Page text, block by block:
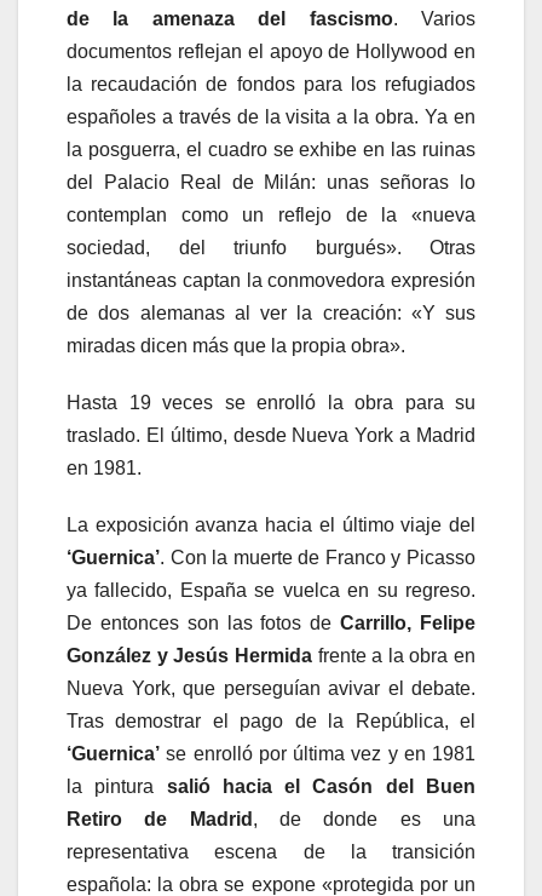
de la amenaza del fascismo. Varios
documentos reflejan el apoyo de Hollywood en
la recaudación de fondos para los refugiados
españoles a través de la visita a la obra. Ya en
la posguerra, el cuadro se exhibe en las ruinas
del Palacio Real de Milán: unas señoras lo
contemplan como un reflejo de la «nueva
sociedad, del triunfo burgués». Otras
instantáneas captan la conmovedora expresión
de dos alemanas al ver la creación: «Y sus
miradas dicen más que la propia obra».
Hasta 19 veces se enrolló la obra para su
traslado. El último, desde Nueva York a Madrid
en 1981.
La exposición avanza hacia el último viaje del
‘Guernica’. Con la muerte de Franco y Picasso
ya fallecido, España se vuelca en su regreso.
De entonces son las fotos deCarrillo, Felipe
González y Jesús Hermidafrente a la obra en
Nueva York, que perseguían avivar el debate.
Tras demostrar el pago de la República, el
‘Guernica’ se enrolló por última vez y en 1981
la pintura salió hacia el Casón del Buen
Retiro de Madrid , de donde es una
representativa escena de la transición
española: la obra se expone «protegida por un